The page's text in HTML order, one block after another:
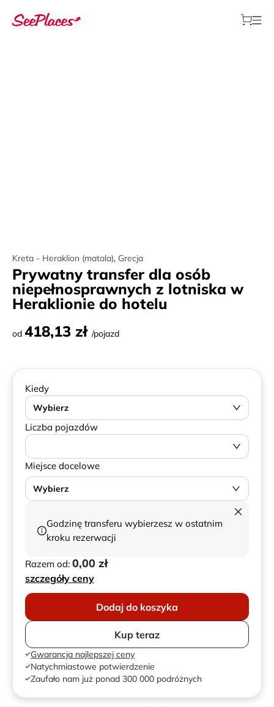
Kreta - Heraklion (matala), Grecja
Prywatny transfer dla osób
niepełnosprawnych z lotniska w
Heraklionie do hotelu
od 418,13 zł /pojazd
Kiedy
Wybierz
Liczba pojazdów
Miejsce docelowe
Wybierz
Godzinę transferu wybierzesz w ostatnim
kroku rezerwacji
Razem od: 0,00 zł
szczegóły ceny
Dodaj do koszyka
Kup teraz
Gwarancja najlepszej ceny
Natychmiastowe potwierdzenie
Zaufało nam już ponad 300 000 podróżnych